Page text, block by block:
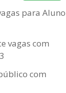
para
vagas com
com